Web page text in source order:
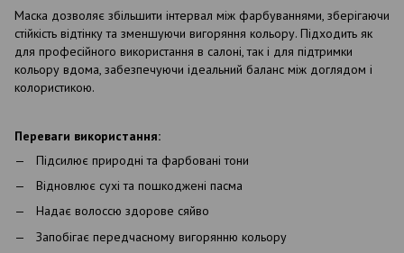
Маска дозволяє збільшити інтервал між фарбуваннями, зберігаючи
стійкість відтінку та зменшуючи вигоряння кольору. Підходить як
для професійного використання в салоні, так і для підтримки
кольору вдома, забезпечуючи ідеальний баланс між доглядом і
колористикою.
Переваги використання:
Підсилює природні та фарбовані тони
Відновлює сухі та пошкоджені пасма
Надає волоссю здорове сяйво
Запобігає передчасному вигорянню кольору